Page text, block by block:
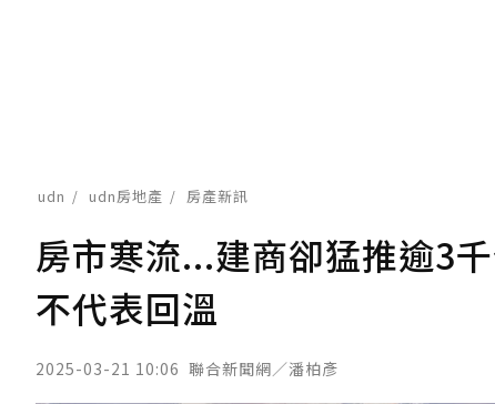
udn udn房地產 房產新訊
房市寒流...建商卻猛推逾3
不代表回溫
2025-03-21 10:06 聯合新聞網／潘柏彥